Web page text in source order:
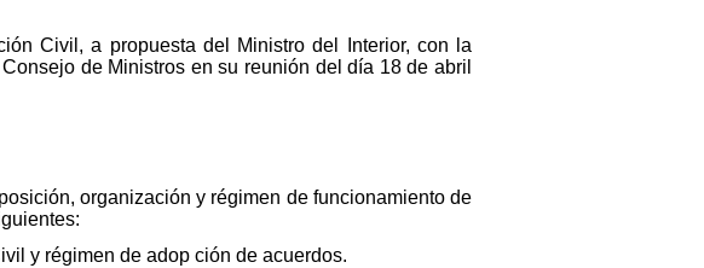
Civil, a propuesta del Ministro del Interior, con la
de Ministros en su reunión del día 18 de abril
organización y régimen de funcionamiento de
y régimen de adop ción de acuerdos.